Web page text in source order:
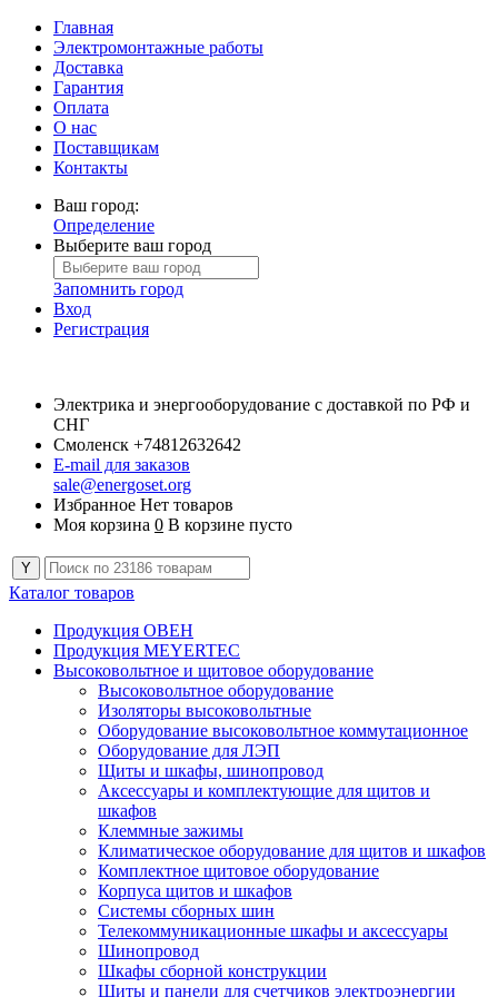
Главная
Электромонтажные работы
Доставка
Гарантия
Оплата
О нас
Поставщикам
Контакты
Ваш город:
Определение
Выберите ваш город
Запомнить город
Вход
Регистрация
Электрика и энергооборудование с доставкой по РФ и
СНГ
Смоленск +74812632642
E-mail для заказов
sale@energoset.org
Избранное Нет товаров
Моя корзина 0 В корзине пусто
Каталог товаров
Продукция ОВЕН
Продукция MEYERTEC
Высоковольтное и щитовое оборудование
Высоковольтное оборудование
Изоляторы высоковольтные
Оборудование высоковольтное коммутационное
Оборудование для ЛЭП
Щиты и шкафы, шинопровод
Аксессуары и комплектующие для щитов и
шкафов
Клеммные зажимы
Климатическое оборудование для щитов и шкафов
Комплектное щитовое оборудование
Корпуса щитов и шкафов
Системы сборных шин
Телекоммуникационные шкафы и аксессуары
Шинопровод
Шкафы сборной конструкции
Щиты и панели для счетчиков электроэнергии